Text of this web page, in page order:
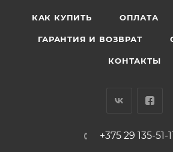
КАК КУПИТЬ ОПЛАТА
ГАРАНТИЯ И ВОЗВРАТ
КОНТАКТЫ
+375 29 135-51-